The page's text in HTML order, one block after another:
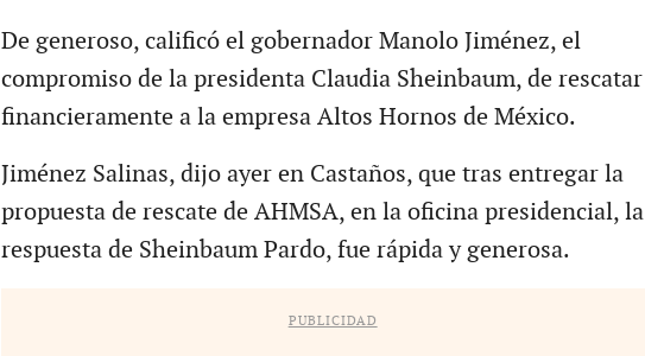
De generoso, calificó el gobernador Manolo Jiménez, el
compromiso de la presidenta Claudia Sheinbaum, de rescatar
financieramente a la empresa Altos Hornos de México.
Jiménez Salinas, dijo ayer en Castaños, que tras entregar la
propuesta de rescate de AHMSA, en la oficina presidencial, la
respuesta de Sheinbaum Pardo, fue rápida y generosa.
PUBLICIDAD